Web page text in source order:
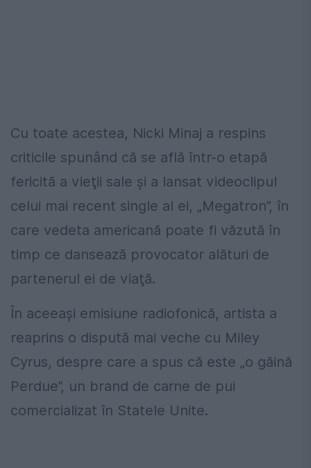
Cu toate acestea, Nicki Minaj a respins
criticile spunând că se află într-o etapă
fericită a vieţii sale şi a lansat videoclipul
celui mai recent single al ei, „Megatron”, în
care vedeta americană poate fi văzută în
timp ce dansează provocator alături de
partenerul ei de viaţă.
În aceeaşi emisiune radiofonică, artista a
reaprins o dispută mai veche cu Miley
Cyrus, despre care a spus că este „o găină
Perdue”, un brand de carne de pui
comercializat în Statele Unite.